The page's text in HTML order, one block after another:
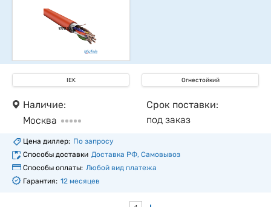
IEK Огнестойкий
Наличие:
Москва
Срок поставки:
под заказ
Цена диллер: По запросу
Способы доставки Доставка РФ, Самовывоз
Способы оплаты: Любой вид платежа
Гарантия: 12 месяцев